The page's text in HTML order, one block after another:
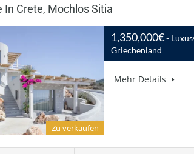
In Crete, Mochlos Sitia
Zu verkaufen
1,350,000€-
Griechenland
Mehr Details